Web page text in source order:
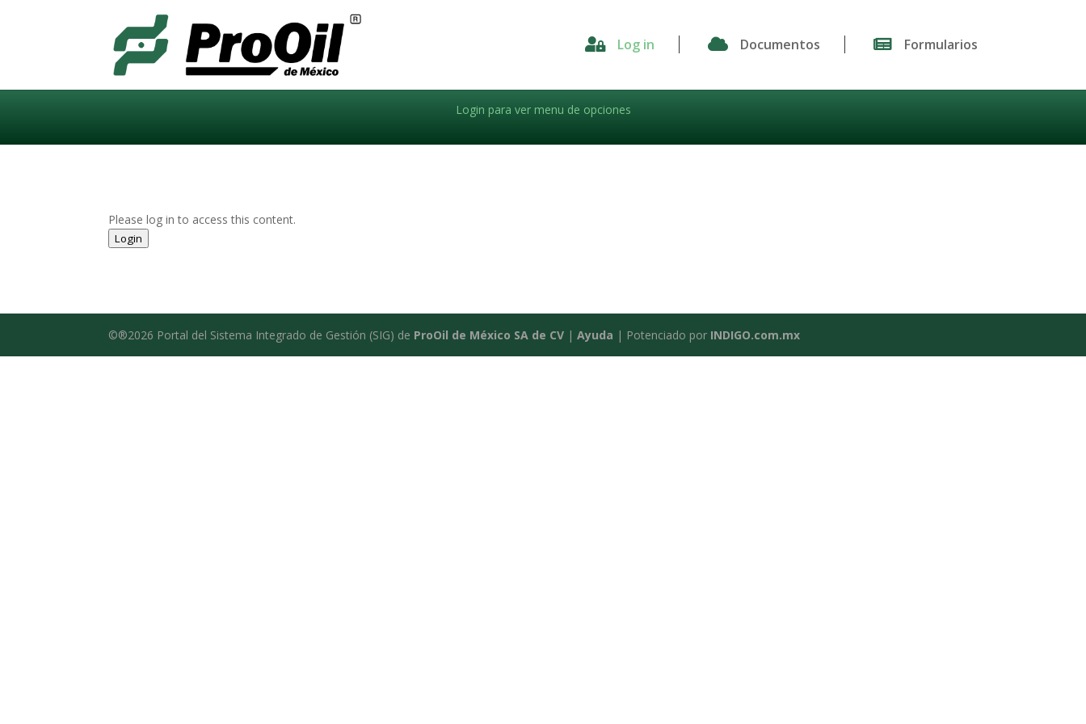
 Log in  Documentos  Formularios
Login para ver menu de opciones
Please log in to access this content.
Login
©®2026 Portal del Sistema Integrado de Gestión (SIG) de ProOil de México SA de CV |Ayuda | Potenciado por INDIGO.com.mx